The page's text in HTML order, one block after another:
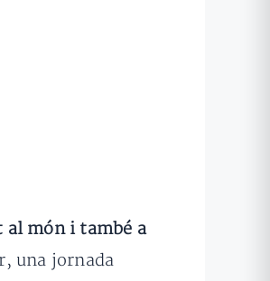
al món i també a
una jornada